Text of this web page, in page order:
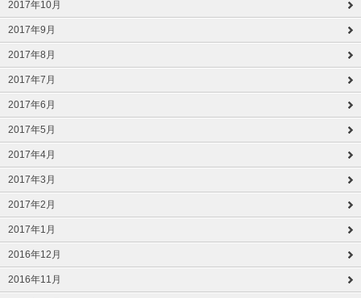
2017年10月
2017年9月
2017年8月
2017年7月
2017年6月
2017年5月
2017年4月
2017年3月
2017年2月
2017年1月
2016年12月
2016年11月